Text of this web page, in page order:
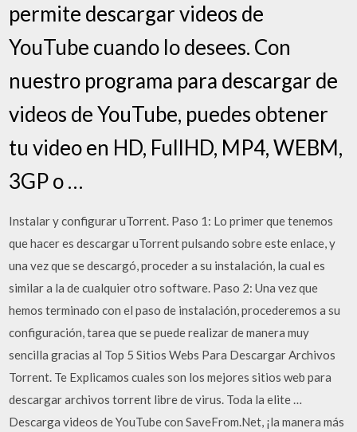
permite descargar videos de
YouTube cuando lo desees. Con
nuestro programa para descargar de
videos de YouTube, puedes obtener
tu video en HD, FullHD, MP4, WEBM,
3GP o …
Instalar y configurar uTorrent. Paso 1: Lo primer que tenemos
que hacer es descargar uTorrent pulsando sobre este enlace, y
una vez que se descargó, proceder a su instalación, la cual es
similar a la de cualquier otro software. Paso 2: Una vez que
hemos terminado con el paso de instalación, procederemos a su
configuración, tarea que se puede realizar de manera muy
sencilla gracias al Top 5 Sitios Webs Para Descargar Archivos
Torrent. Te Explicamos cuales son los mejores sitios web para
descargar archivos torrent libre de virus. Toda la elite …
Descarga videos de YouTube con SaveFrom.Net, ¡la manera más